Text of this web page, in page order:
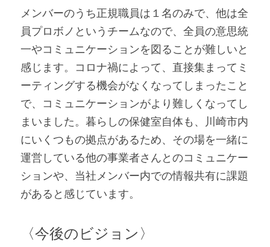
メンバーのうち正規職員は１名のみで、他は全
員プロボノというチームなので、全員の意思統
一やコミュニケーションを図ることが難しいと
感じます。コロナ禍によって、直接集まってミ
ーティングする機会がなくなってしまったこと
で、コミュニケーションがより難しくなってし
まいました。暮らしの保健室自体も、川崎市内
にいくつもの拠点があるため、その場を一緒に
運営している他の事業者さんとのコミュニケー
ションや、当社メンバー内での情報共有に課題
があると感じています。
〈今後のビジョン〉